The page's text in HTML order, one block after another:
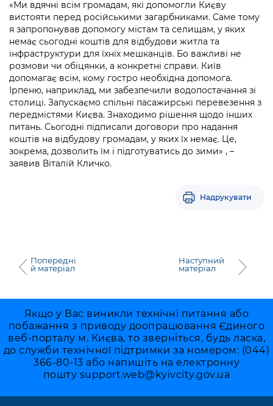
Підприємства, установи, організації
Kyiv International Relations
Річні звіти
Гендерна політика
Безбар'єрність
Київська міська військова адміністрація
Портал Захисників та Захисниць
Безбар'єрність
Портал послуг
Міський застосунок Київ Цифровий
Важливе під час воєнного стану
Уряд» – місцевий рівень»
Важливе під час воєнного стану
Про відкриті дані
Портал даних Києва
Публічні дашборди
«Ми вдячні всім громадам, які допомогли Києву
вистояти перед російськими загарбниками. Саме тому
я запропонував допомогу містам та селищам, у яких
немає сьогодні коштів для відбудови житла та
інфраструктури для їхніх мешканців. Бо важливі не
розмови чи обіцянки, а конкретні справи. Київ
допомагає всім, кому гостро необхідна допомога.
Ірпеню, наприклад, ми забезпечили водопостачання зі
столиці. Запускаємо спільні пасажирські перевезення з
передмістями Києва. Знаходимо рішення щодо інших
питань. Сьогодні підписали договори про надання
коштів на відбудову громадам, у яких їх немає. Це,
зокрема, дозволить їм і підготуватись до зими» , –
заявив Віталій Кличко.
Надрукувати
Попередні
й матеріал
Наступний
матеріал
Якщо у Вас виникли технічні питання або
побажання з приводу доопрацювання Єдиного
веб-порталу м. Києва, то зверніться, будь ласка,
до служби технічної підтримки за номером: (044)
366-80-13 або напишіть на електронну
пошту support.web@kyivcity.gov.ua